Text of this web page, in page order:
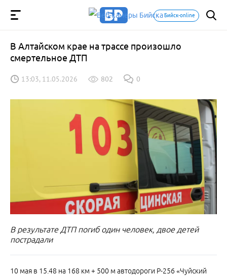
Бийск-online
В Алтайском крае на трассе произошло
смертельное ДТП
13:03, 11.05.2026 802 0
В результате ДТП погиб один человек, двое детей
пострадали
10 мая в 15.48 на 168 км + 500 м автодороги Р-256 «Чуйский